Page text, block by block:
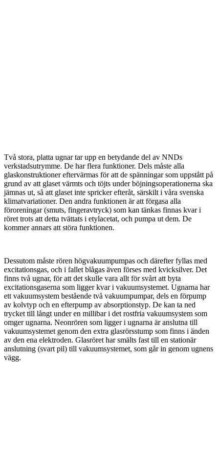
Två stora, platta ugnar tar upp en betydande del av NNDs
verkstadsutrymme. De har flera funktioner. Dels måste alla
glaskonstruktioner eftervärmas för att de spänningar som uppstått på
grund av att glaset värmts och töjts under böjningsoperationerna ska
jämnas ut, så att glaset inte spricker efteråt, särskilt i våra svenska
klimatvariationer. Den andra funktionen är att förgasa alla
föroreningar (smuts, fingeravtryck) som kan tänkas finnas kvar i
röret trots att detta tvättats i etylacetat, och pumpa ut dem. De
kommer annars att störa funktionen.
Dessutom måste rören högvakuumpumpas och därefter fyllas med
excitationsgas, och i fallet blågas även förses med kvicksilver. Det
finns två ugnar, för att det skulle vara allt för svårt att byta
excitationsgaserna som ligger kvar i vakuumsystemet. Ugnarna har
ett vakuumsystem bestående två vakuumpumpar, dels en förpump
av kolvtyp och en efterpump av absorptionstyp. De kan ta ned
trycket till långt under en millibar i det rostfria vakuumsystem som
omger ugnarna. Neonrören som ligger i ugnarna är anslutna till
vakuumsystemet genom den extra glasrörsstump som finns i änden
av den ena elektroden. Glasröret har smälts fast till en stationär
anslutning (svart pil) till vakuumsystemet, som går in genom ugnens
vägg.